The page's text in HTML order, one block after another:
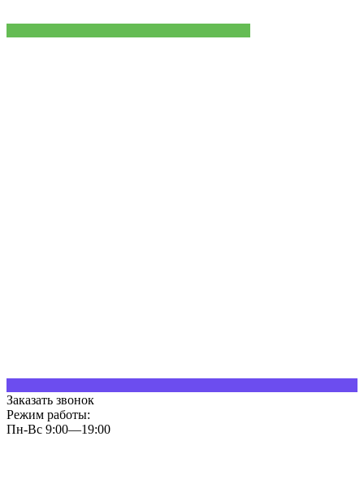
Заказать звонок
Режим работы:
Пн-Вс 9:00—19:00